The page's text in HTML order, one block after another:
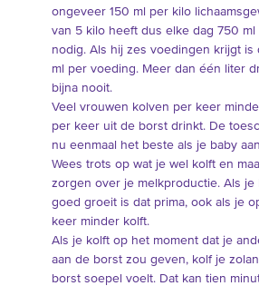
ongeveer 150 ml per kilo
van 5 kilo heeft dus elke dag 750 ml
nodig. Als hij zes voedingen krijgt is
ml per voeding. Meer dan één liter
bijna nooit.
Veel vrouwen kolven per keer
per keer uit de borst drinkt. De
nu eenmaal het beste als je baby
Wees trots op wat je wel kolft en
zorgen over je melkproductie. Als
goed groeit is dat prima, ook als je
keer minder kolft.
Als je kolft op het moment dat je
aan de borst zou geven, kolf je
borst soepel voelt. Dat kan tien